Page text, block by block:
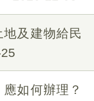
及建物給民
如何辦理？